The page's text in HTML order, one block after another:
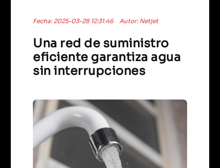
Fecha: 2025-03-28 12:31:46 Autor: Netjet
Una red de suministro
eficiente garantiza agua
sin interrupciones